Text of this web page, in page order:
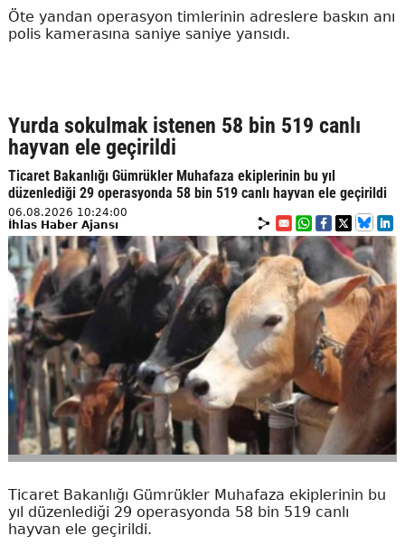
Öte yandan operasyon timlerinin adreslere baskın anı
polis kamerasına saniye saniye yansıdı.
Yurda sokulmak istenen 58 bin 519 canlı
hayvan ele geçirildi
Ticaret Bakanlığı Gümrükler Muhafaza ekiplerinin bu yıl
düzenlediği 29 operasyonda 58 bin 519 canlı hayvan ele geçirildi
06.08.2026 10:24:00
İhlas Haber Ajansı
Ticaret Bakanlığı Gümrükler Muhafaza ekiplerinin bu
yıl düzenlediği 29 operasyonda 58 bin 519 canlı
hayvan ele geçirildi.